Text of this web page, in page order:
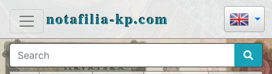
notafilia-kp.com